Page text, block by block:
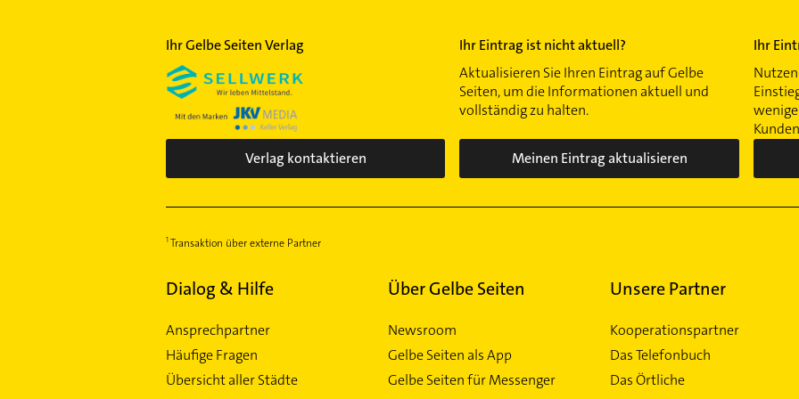
Ihr Gelbe Seiten Verlag
Verlag kontaktieren
Ihr Eintrag ist nicht aktuell?
Aktualisieren Sie Ihren Eintrag auf Gelbe
Seiten, um die Informationen aktuell und
vollständig zu halten.
Meinen Eintrag aktualisieren
Ihr
Transaktion über externe Partner
Dialog & Hilfe
Ansprechpartner
Häufige Fragen
Übersicht aller Städte
Über Gelbe Seiten
Newsroom
Gelbe Seiten als App
Gelbe Seiten für Messenger
Unsere Partner
Kooperationspartner
Das Telefonbuch
Das Örtliche